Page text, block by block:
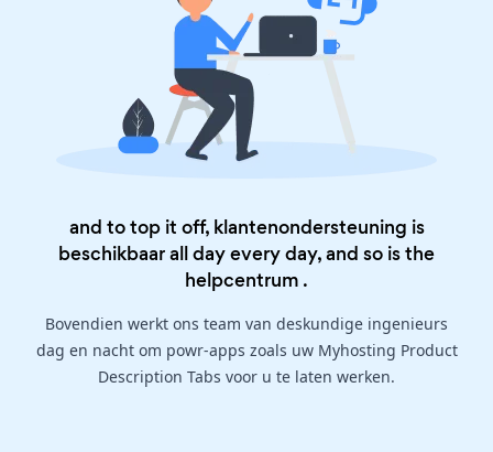
and to top it off, klantenondersteuning is
beschikbaar all day every day, and so is the
helpcentrum .
Bovendien werkt ons team van deskundige ingenieurs
dag en nacht om powr-apps zoals uw Myhosting Product
Description Tabs voor u te laten werken.